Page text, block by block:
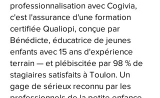
professionnalisation avec Cogivia,
c'est l'assurance d'une formation
certifiée Qualiopi, conçue par
Bénédicte, éducatrice de jeunes
enfants avec 15 ans d'expérience
terrain — et plébiscitée par 98 % de
stagiaires satisfaits à Toulon. Un
gage de sérieux reconnu par les